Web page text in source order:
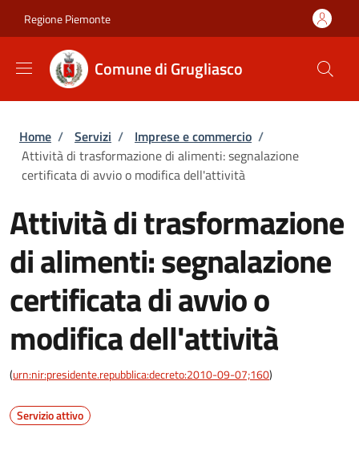
Regione Piemonte
Comune di Grugliasco
Briciole di pane
Home / Servizi / Imprese e commercio /
Attività di trasformazione di alimenti: segnalazione
certificata di avvio o modifica dell'attività
Attività di trasformazione
di alimenti: segnalazione
certificata di avvio o
modifica dell'attività
(urn:nir:presidente.repubblica:decreto:2010-09-07;160)
Servizio attivo